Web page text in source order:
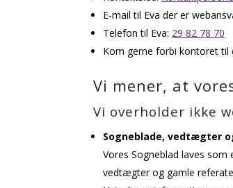
E-mail til Eva der er
Telefon til Eva: 29 82 78 70
Kom gerne forbi kontoret til
Vi mener, at
Vi overholder ikke
Sogneblade, vedtægter
Vores Sogneblad laves
vedtægter og gamle